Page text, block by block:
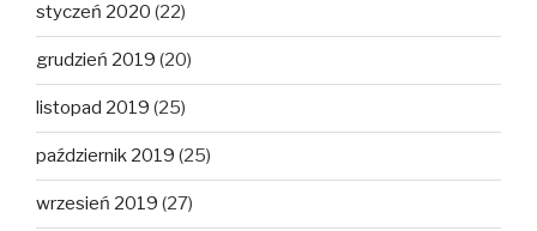
styczeń 2020 (22)
grudzień 2019 (20)
listopad 2019 (25)
październik 2019 (25)
wrzesień 2019 (27)